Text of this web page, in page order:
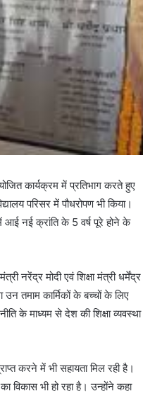
कार्यक्रम में प्रतिभाग करते हुए
परिसर में पौधरोपण भी किया।
आई नई क्रांति के 5 वर्ष पूरे होने के
नरेंद्र मोदी एवं शिक्षा मंत्री धर्मेंद्र
उन तमाम कार्मिकों के बच्चों के लिए
के माध्यम से देश की शिक्षा व्यवस्था
करने में भी सहायता मिल रही है।
विकास भी हो रहा है। उन्होंने कहा